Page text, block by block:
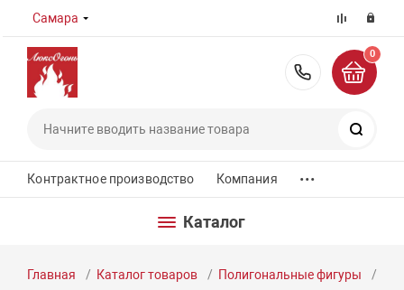
Самара
8 (800)
0
Контрактное производство Компания ...
Каталог
Главная Каталог товаров Полигональные фигуры